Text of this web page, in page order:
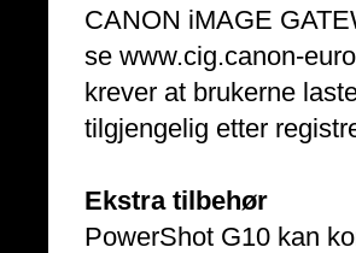
CANON iMAGE
se www.cig.canon-
krever at brukerne
tilgjengelig etter
Ekstra tilbehør
PowerShot G10 kan